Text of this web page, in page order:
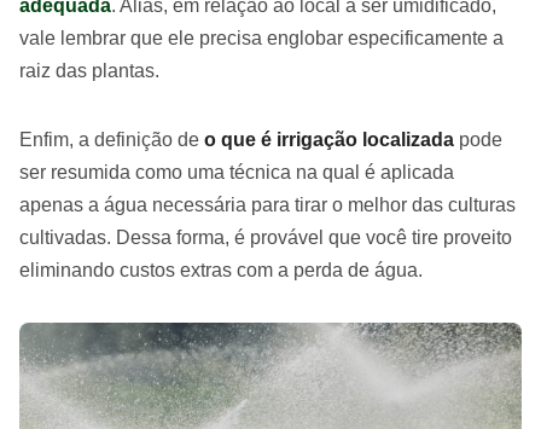
adequada. Aliás, em relação ao local a ser umidificado,
vale lembrar que ele precisa englobar especificamente a
raiz das plantas.
Enfim, a definição de o que é irrigação localizada pode
ser resumida como uma técnica na qual é aplicada
apenas a água necessária para tirar o melhor das culturas
cultivadas. Dessa forma, é provável que você tire proveito
eliminando custos extras com a perda de água.